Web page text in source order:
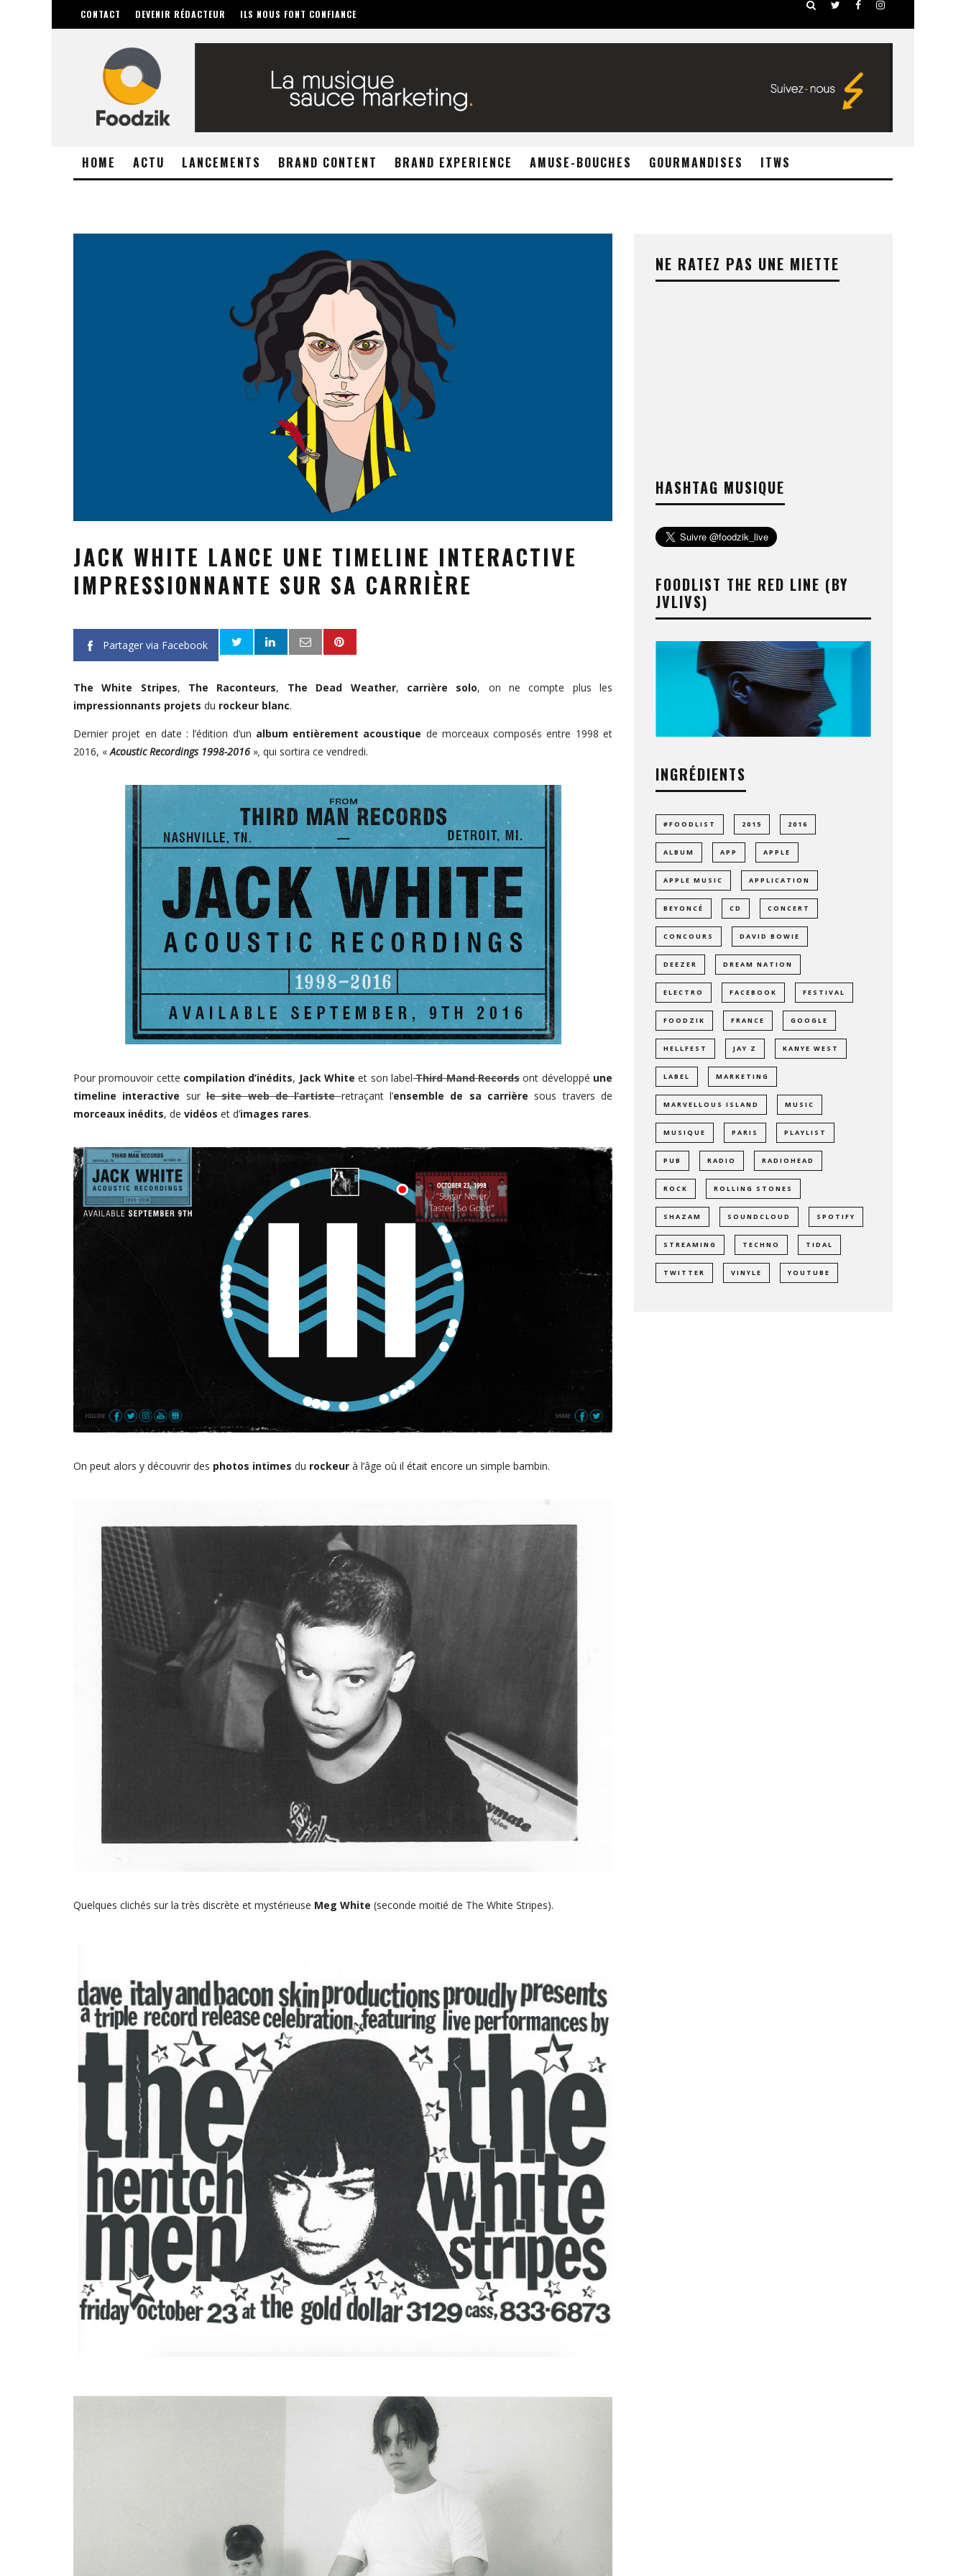
CONTACT DEVENIR RÉDACTEUR ILS NOUS FONT CONFIANCE
HOME ACTU LANCEMENTS BRAND CONTENT BRAND EXPERIENCE AMUSE-BOUCHES GOURMANDISES ITWS
JACK WHITE LANCE UNE TIMELINE INTERACTIVE
IMPRESSIONNANTE SUR SA CARRIÈRE
Partager via Facebook
The White Stripes, The Raconteurs, The Dead Weather, carrière solo, on ne compte plus les
impressionnants projets du rockeur blanc.
Dernier projet en date : l’édition d’un album entièrement acoustique de morceaux composés entre 1998 et
2016, «Acoustic Recordings 1998-2016 », qui sortira ce vendredi.
Pour promouvoir cette compilation d’inédits, Jack White et son labelThird Mand Records ont développé une
timeline interactive surle site web de l’artisteretraçant l’ensemble de sa carrière sous travers de
morceaux inédits, de vidéos et d’images rares.
On peut alors y découvrir des photos intimes du rockeur à l’âge où il était encore un simple bambin.
Quelques clichés sur la très discrète et mystérieuse Meg White (seconde moitié de The White Stripes).
NE RATEZ PAS UNE MIETTE
HASHTAG MUSIQUE
FOODLIST THE RED LINE (BY
JVLIVS)
INGRÉDIENTS
#FOODLIST 2015 2016
ALBUM APP APPLE
APPLE MUSIC APPLICATION
BEYONCÉ CD CONCERT
CONCOURS DAVID BOWIE
DEEZER DREAM NATION
ELECTRO FACEBOOK FESTIVAL
FOODZIK FRANCE GOOGLE
HELLFEST JAY Z KANYE WEST
LABEL MARKETING
MARVELLOUS ISLAND MUSIC
MUSIQUE PARIS PLAYLIST
PUB RADIO RADIOHEAD
ROCK ROLLING STONES
SHAZAM SOUNDCLOUD SPOTIFY
STREAMING TECHNO TIDAL
TWITTER VINYLE YOUTUBE